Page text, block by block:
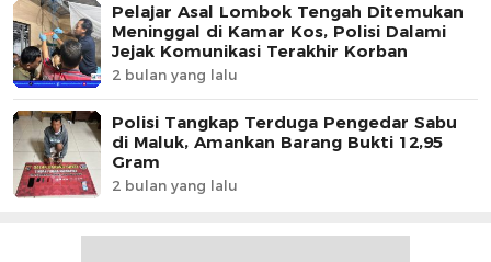
Pelajar Asal Lombok Tengah Ditemukan
Meninggal di Kamar Kos, Polisi Dalami
Jejak Komunikasi Terakhir Korban
2 bulan yang lalu
Polisi Tangkap Terduga Pengedar Sabu
di Maluk, Amankan Barang Bukti 12,95
Gram
2 bulan yang lalu